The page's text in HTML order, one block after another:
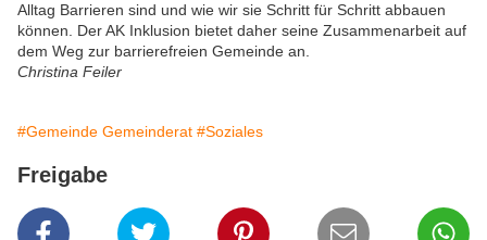
Alltag Barrieren sind und wie wir sie Schritt für Schritt abbauen
können. Der AK Inklusion bietet daher seine Zusammenarbeit auf
dem Weg zur barrierefreien Gemeinde an.
Christina Feiler
#Gemeinde Gemeinderat #Soziales
Freigabe